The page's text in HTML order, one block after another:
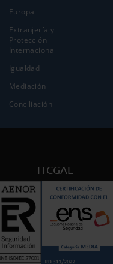
Europa
Extranjería y
Protección
Internacional
Igualdad
Mediación
Conciliación
ITCGAE